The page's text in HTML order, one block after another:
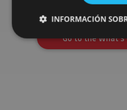
calendar to complete
Go to the What’s
INFORMACIÓN